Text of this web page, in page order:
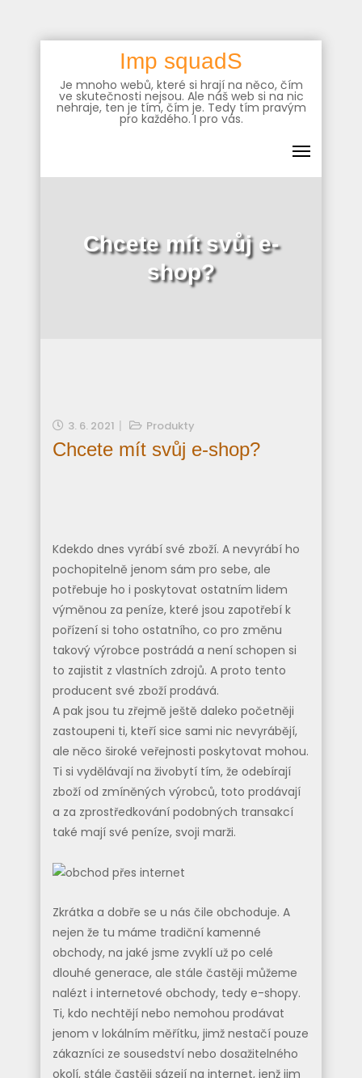
content
Imp squadS
Je mnoho webů, které si hrají na něco, čím
ve skutečnosti nejsou. Ale náš web si na nic
nehraje, ten je tím, čím je. Tedy tím pravým
pro každého. I pro vás.
Chcete mít svůj e-
shop?
3. 6. 2021 Produkty
Chcete mít svůj e-shop?
Kdekdo dnes vyrábí své zboží. A nevyrábí ho
pochopitelně jenom sám pro sebe, ale
potřebuje ho i poskytovat ostatním lidem
výměnou za peníze, které jsou zapotřebí k
pořízení si toho ostatního, co pro změnu
takový výrobce postrádá a není schopen si
to zajistit z vlastních zdrojů. A proto tento
producent své zboží prodává.
A pak jsou tu zřejmě ještě daleko početněji
zastoupeni ti, kteří sice sami nic nevyrábějí,
ale něco široké veřejnosti poskytovat mohou.
Ti si vydělávají na živobytí tím, že odebírají
zboží od zmíněných výrobců, toto prodávají
a za zprostředkování podobných transakcí
také mají své peníze, svoji marži.
Zkrátka a dobře se u nás čile obchoduje. A
nejen že tu máme tradiční kamenné
obchody, na jaké jsme zvyklí už po celé
dlouhé generace, ale stále častěji můžeme
nalézt i internetové obchody, tedy e-shopy.
Ti, kdo nechtějí nebo nemohou prodávat
jenom v lokálním měřítku, jimž nestačí pouze
zákazníci ze sousedství nebo dosažitelného
okolí, stále častěji sázejí na internet, jenž jim